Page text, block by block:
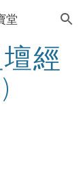
to navigation
堂
經